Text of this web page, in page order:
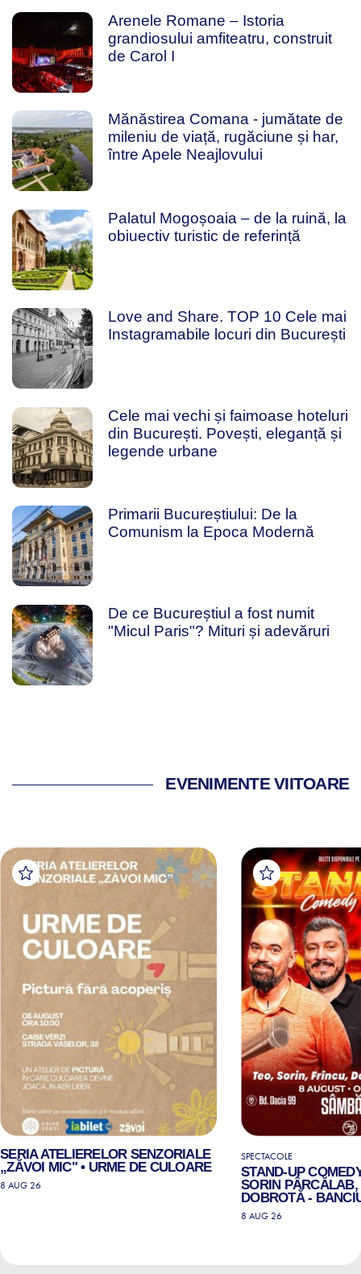
Arenele Romane – Istoria
grandiosului amfiteatru, construit
de Carol I
Mănăstirea Comana - jumătate de
mileniu de viață, rugăciune și har,
între Apele Neajlovului
Palatul Mogoșoaia – de la ruină, la
obiuectiv turistic de referință
Love and Share. TOP 10 Cele mai
Instagramabile locuri din București
Cele mai vechi și faimoase hoteluri
din București. Povești, eleganță și
legende urbane
Primarii Bucureștiului: De la
Comunism la Epoca Modernă
De ce Bucureștiul a fost numit
"Micul Paris"? Mituri și adevăruri
EVENIMENTE VIITOARE
SERIA ATELIERELOR SENZORIALE
„ZĂVOI MIC" • URME DE CULOARE
8 AUG 26
SPECTACOLE
STAND-UP
SORIN PÂRCĂLAB,
DOBROTĂ -
8 AUG 26